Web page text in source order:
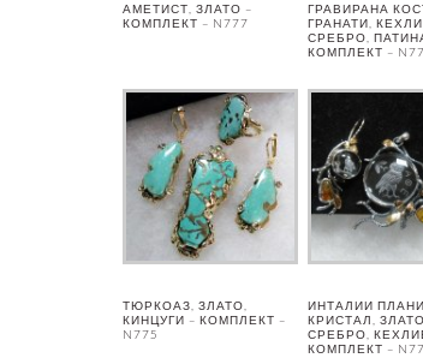
АМЕТИСТ, ЗЛАТО –
КОМПЛЕКТ – N777
ГРАВИРАНА
ГРАНАТИ,
СРЕБРО,
КОМПЛЕКТ –
ТЮРКОАЗ, ЗЛАТО,
КИНЦУГИ – КОМПЛЕКТ –
N775
ИНТАЛИИ
КРИСТАЛ, ЗЛАТО,
СРЕБРО,
КОМПЛЕКТ –